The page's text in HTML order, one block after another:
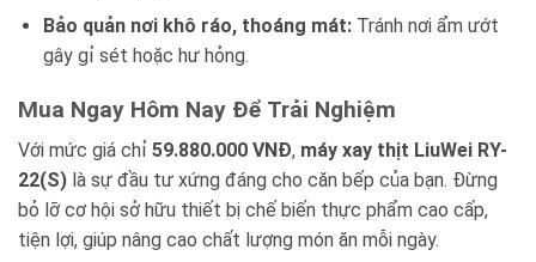
Bảo quản nơi khô ráo, thoáng mát:Tránh nơi ẩm ướt
gây gỉ sét hoặc hư hỏng.
Mua Ngay Hôm Nay Để Trải Nghiệm
Với mức giá chỉ 59.880.000 VNĐ, máy xay thịt LiuWei RY-
22(S) là sự đầu tư xứng đáng cho căn bếp của bạn. Đừng
bỏ lỡ cơ hội sở hữu thiết bị chế biến thực phẩm cao cấp,
tiện lợi, giúp nâng cao chất lượng món ăn mỗi ngày.